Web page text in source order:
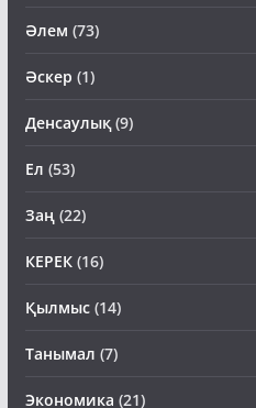
Әлем (73)
Әскер (1)
Денсаулық(9)
Ел (53)
Заң(22)
КЕРЕК(16)
Қылмыс(14)
Танымал (7)
Экономика (21)